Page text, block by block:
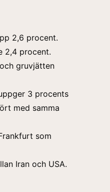
2,6 procent.
2,4 procent.
gruvjätten
3 procents
med samma
som
Iran och USA.